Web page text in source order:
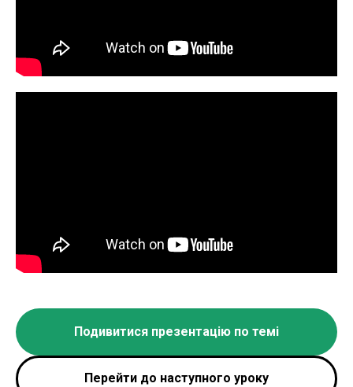
Подивитися презентацію по темі
Перейти до наступного уроку